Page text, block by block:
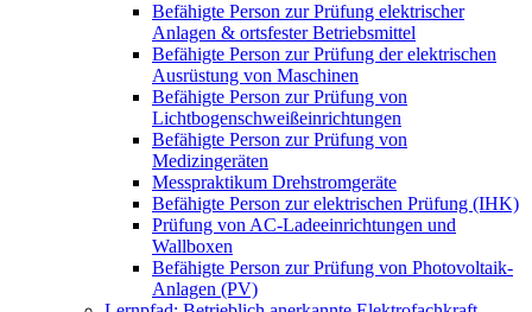
Befähigte Person zur Prüfung elektrischer
Anlagen & ortsfester Betriebsmittel
Befähigte Person zur Prüfung der elektrischen
Ausrüstung von Maschinen
Befähigte Person zur Prüfung von
Lichtbogenschweißeinrichtungen
Befähigte Person zur Prüfung von
Medizingeräten
Messpraktikum Drehstromgeräte
Befähigte Person zur elektrischen Prüfung (IHK)
Prüfung von AC-Ladeeinrichtungen und
Wallboxen
Befähigte Person zur Prüfung von Photovoltaik-
Anlagen (PV)